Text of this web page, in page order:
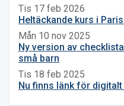
Tis 17 feb 2026
Heltäckande kurs i
Mån 10 nov 2025
Ny version av
små barn
Tis 18 feb 2025
Nu finns länk för